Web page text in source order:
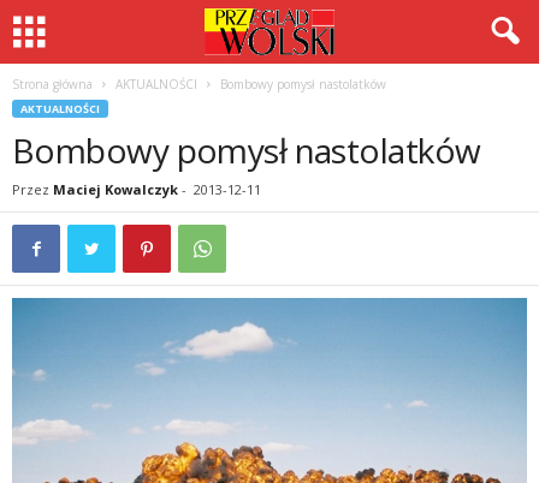
Strona główna AKTUALNOŚCI Bombowy pomysł nastolatków
AKTUALNOŚCI
Bombowy pomysł nastolatków
Przez Maciej Kowalczyk - 2013-12-11